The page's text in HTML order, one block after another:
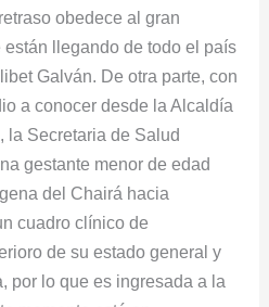
obedece al gran
llegando de todo el país
Galván. De otra parte, con
a conocer desde la Alcaldía
la Secretaria de Salud
gestante menor de edad
del Chairá hacia
cuadro clínico de
de su estado general y
por lo que es ingresada a la